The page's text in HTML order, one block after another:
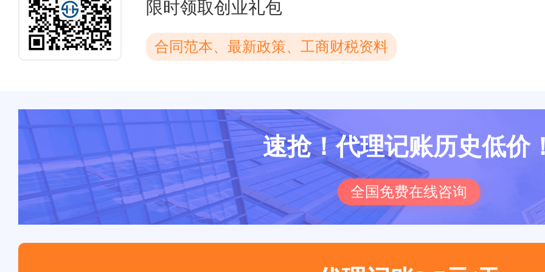
限时领取创业礼包
合同范本、最新政策、工商财税资料
速抢！代理记账历史低价
全国免费在线咨询